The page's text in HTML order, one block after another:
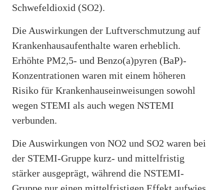
Schwefeldioxid (SO2).
Die Auswirkungen der Luftverschmutzung auf
Krankenhausaufenthalte waren erheblich.
Erhöhte PM2,5- und Benzo(a)pyren (BaP)-
Konzentrationen waren mit einem höheren
Risiko für Krankenhauseinweisungen sowohl
wegen STEMI als auch wegen NSTEMI
verbunden.
Die Auswirkungen von NO2 und SO2 waren bei
der STEMI-Gruppe kurz- und mittelfristig
stärker ausgeprägt, während die NSTEMI-